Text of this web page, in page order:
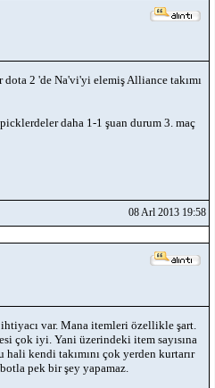
2 'de Na'vi'yi elemiş Alliance takımı
daha 1-1 şuan durum 3. maç
08 Arl 2013 19:58
var. Mana itemleri özellikle şart.
çok iyi. Yani üzerindeki item sayısına
kendi takımını çok yerden kurtarır
pek bir şey yapamaz.